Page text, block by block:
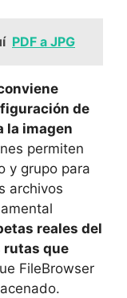
PDF a JPG
de
la imagen
permiten
y grupo para
archivos
reales del
rutas que
FileBrowser